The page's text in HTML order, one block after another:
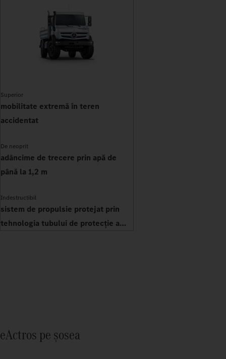
Superior
mobilitate extremă în teren
accidentat
De neoprit
adâncime de trecere prin apă de
până la 1,2 m
Indestructibil
sistem de propulsie protejat prin
tehnologia tubului de protecție a
eActros pe șosea